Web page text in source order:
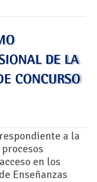
a la
en los
Enseñanzas